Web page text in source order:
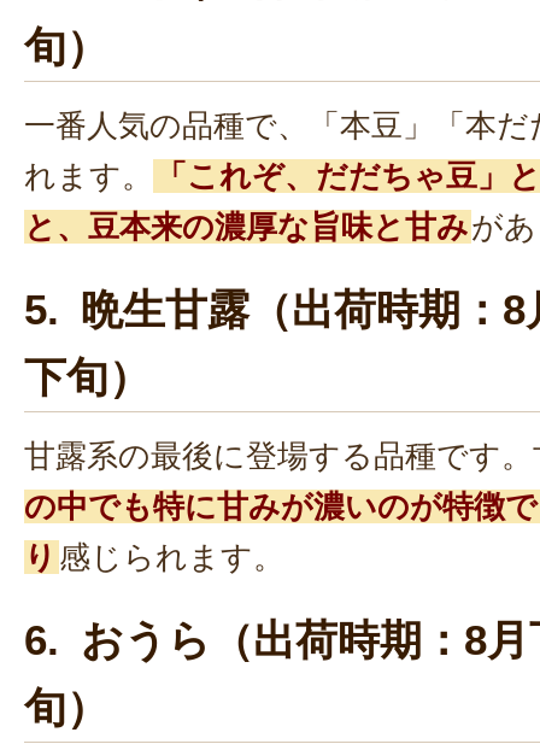
旬）
一番人気の品種で、「本豆」「本
れます。
「これぞ、だだちゃ豆」
と、豆本来の濃厚な旨味と甘みが
5. 晩生甘露（出荷時期：8
下旬）
甘露系の最後に登場する品種です
の中でも特に甘みが濃いのが特徴
り 感じられます。
6. おうら（出荷時期：8月
旬）